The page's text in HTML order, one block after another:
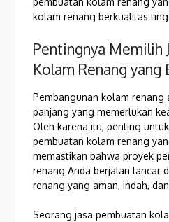
kolam renang berkualitas
Pentingnya Memilih
Kolam Renang yang
Pembangunan kolam renang
panjang yang memerlukan
Oleh karena itu, penting
pembuatan kolam renang
memastikan bahwa proyek
renang Anda berjalan lancar
renang yang aman, indah,
Seorang jasa pembuatan